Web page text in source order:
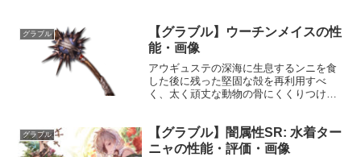
値1,685,000ダメージ〕入手方法ルピガ...
グラブル
【グラブル】ウーチンメイスの性
能・画像
アウギュステの深海に生息するンニを食
した後に残った堅固な殻を再利用すべ
く、太く頑丈な動物の骨にくくりつけた
階火斧10HP攻撃力MAXLv103144075奥義
ウーチンス...
グラブル
【グラブル】闇属性SR: 水着ター
ニャの性能・評価・画像